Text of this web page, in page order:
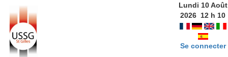
Lundi 10 Août
2026 12 h 10
Se connecter